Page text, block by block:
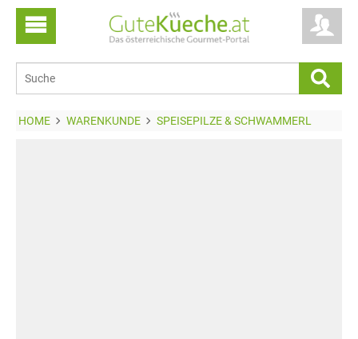
HOME WARENKUNDE SPEISEPILZE & SCHWAMMERL